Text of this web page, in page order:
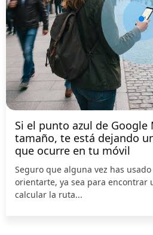
Si el punto azul de Google
tamaño, te está dejando
que ocurre en tu móvil
Seguro que alguna vez has
orientarte, ya sea para encontrar
calcular la ruta...